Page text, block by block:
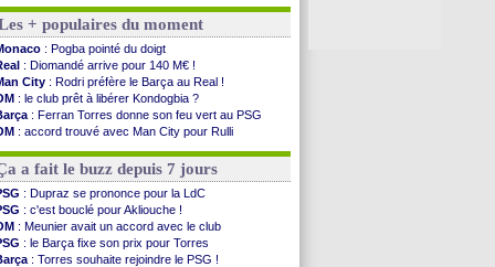
Man Utd: Bayindir signe au Celta (officiel)
City: Enzo Fernandez pour l'après-Rodri ?
: l'option Monaco pour Lukaku !
: Lucas Perri a été approché
PSG : le coach de l'Ajax insiste pour Godts
PSG: une 2e offre en préparation pour Godts
Francfort: Dina Ebimbe signe à Schalke (off.)
Strasbourg: Saïdou Sow prêté à Nantes (off.)
Monaco: Filipe Luis aimerait garder Balogun
Dortmund: Newcastle est prévenu pour Nmecha
Barça: première offre à 45 M€ pour Rodri ?
Argentine: le soutien très appuyé à Infantino
Tottenham: Van de Ven va prolonger
Barça: l'agent de Rodri confirme !
: la CAF soutient Infantino
2030: Rubiales charge Infantino et ...
+ populaires du moment
: Pogba pointé du doigt
: Diomandé arrive pour 140 M€ !
City : Rodri préfère le Barça au Real !
: le club prêt à libérer Kondogbia ?
: Ferran Torres donne son feu vert au PSG
: accord trouvé avec Man City pour Rulli
: Luis Enrique satisfait malgré tout
a fait le buzz depuis 7 jours
: Dupraz se prononce pour la LdC
: c'est bouclé pour Akliouche !
: Meunier avait un accord avec le club
: le Barça fixe son prix pour Torres
: Torres souhaite rejoindre le PSG !